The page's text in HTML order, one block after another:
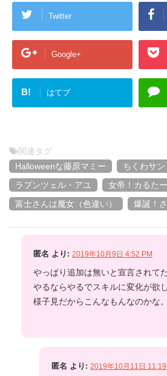
Twitter
Google+
B! はてブ
関連タグ
Halloweenな藤原マミー
ちくわサン
ラプンツェル・アユ
女帝！カるた
富士さんは魔女（色違い）
爆誕！
匿名 より: 2019年10月9日 4:52 PM
やっぱり追加は無いと宣言されて
やるならやるでスキルに変化が欲
様子見だからこんなもんなのかな
匿名 より: 2019年10月11日 11:19